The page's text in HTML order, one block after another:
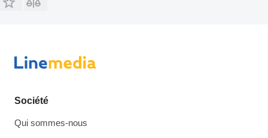
Société
Qui sommes-nous